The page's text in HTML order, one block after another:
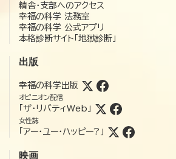
精舎・支部へのアクセス
幸福の科学 法務室
幸福の科学 公式アプリ
本格診断サイト「地獄診断」
出版
幸福の科学出版
オピニオン配信
「ザ・リバティWeb」
女性誌
「アー・ユー・ハッピー?」
映画